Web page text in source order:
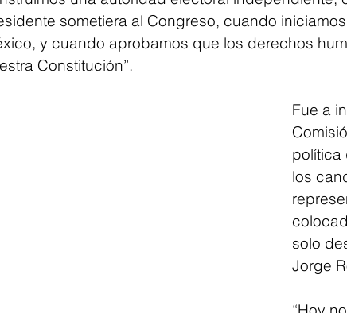
sometiera al Congreso, cuando
y cuando aprobamos que los derechos
Constitución”.
Fue a
política
los
solo
Jorge